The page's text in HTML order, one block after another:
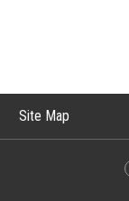
Site Map